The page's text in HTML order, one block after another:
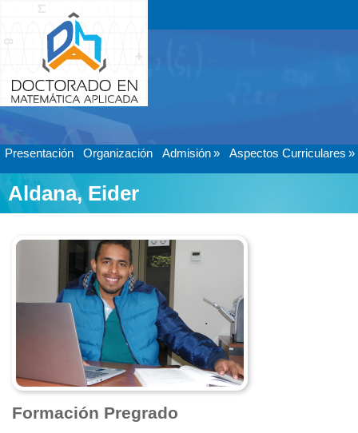
Presentación Organización Admisión» Aspectos Curriculares »
Aldana, Eider
Formación Pregrado